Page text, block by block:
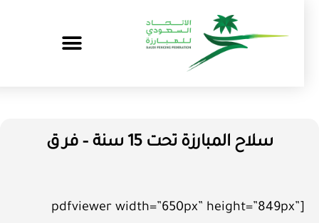
سلاح المبارزة تحت 15 سنة – فر ق
[pdfviewer width=”650px” height=”849px”